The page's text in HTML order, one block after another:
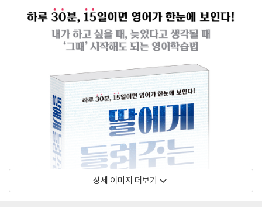
상세 이미지 더보기